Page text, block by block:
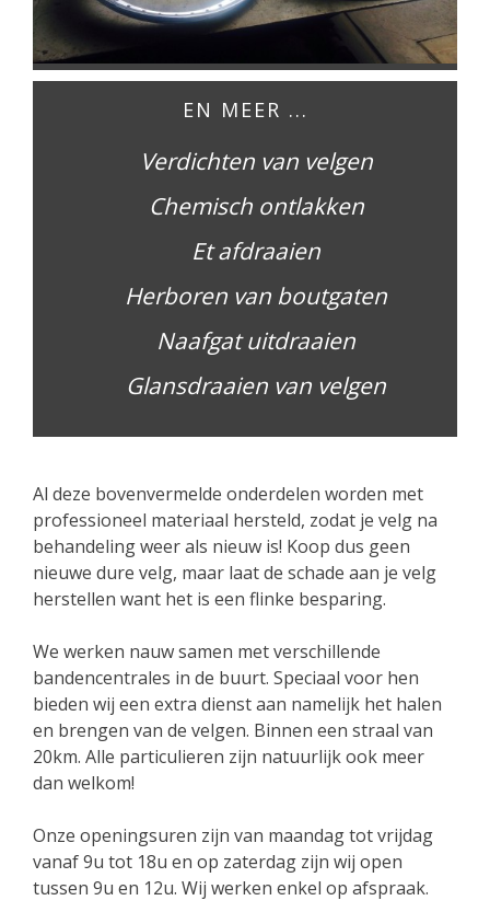
EN MEER ...
Verdichten van velgen
Chemisch ontlakken
Et afdraaien
Herboren van boutgaten
Naafgat uitdraaien
Glansdraaien van velgen
Al deze bovenvermelde onderdelen worden met
professioneel materiaal hersteld, zodat je velg na
behandeling weer als nieuw is! Koop dus geen
nieuwe dure velg, maar laat de schade aan je velg
herstellen want het is een flinke besparing.
We werken nauw samen met verschillende
bandencentrales in de buurt. Speciaal voor hen
bieden wij een extra dienst aan namelijk het halen
en brengen van de velgen. Binnen een straal van
20km. Alle particulieren zijn natuurlijk ook meer
dan welkom!
Onze openingsuren zijn van maandag tot vrijdag
vanaf 9u tot 18u en op zaterdag zijn wij open
tussen 9u en 12u. Wij werken enkel op afspraak.